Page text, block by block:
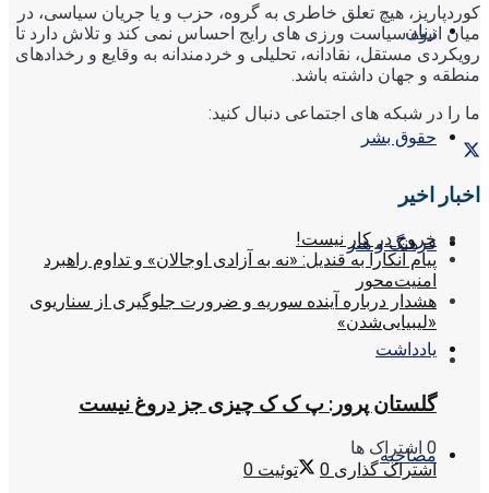
زنان
حقوق بشر
فرهنگ و هنر
یادداشت
مصاحبه
کوردپاریز، هیچ تعلق خاطری به گروه، حزب و یا جریان سیاسی، در
میان انبوه سیاست ورزی های رایج احساس نمی کند و تلاش دارد تا
رویکردی مستقل، نقادانه، تحلیلی و خردمندانه به وقایع و رخدادهای
منطقه و جهان داشته باشد.
ما را در شبکه های اجتماعی دنبال کنید:
اخبار اخیر
خروج در کار نیست!
پیام آنکارا به قندیل: «نه به آزادی اوجالان» و تداوم راهبرد
امنیت‌محور
هشدار درباره آینده سوریه و ضرورت جلوگیری از سناریوی
«لیبیایی‌شدن»
گلستان پرور: پ ک ک چیزی جز دروغ نیست
0 اشتراک ها
اشتراک گذاری 0 توئیت 0